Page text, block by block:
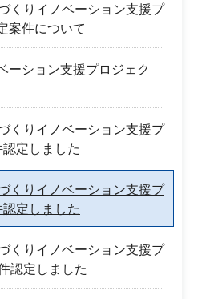
くりイノベーション支援プ
案件について
ーション支援プロジェク
くりイノベーション支援プ
定しました
くりイノベーション支援プ
定しました
くりイノベーション支援プ
認定しました